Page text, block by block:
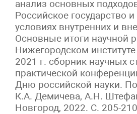
анализ основных
Российское государство
условиях внутренних и
Основные итоги научной
Нижегородском
2021 г. сборник научных
практической
Дню российской науки.
К.А. Демичева, А.Н.
Новгород, 2022. С. 205-